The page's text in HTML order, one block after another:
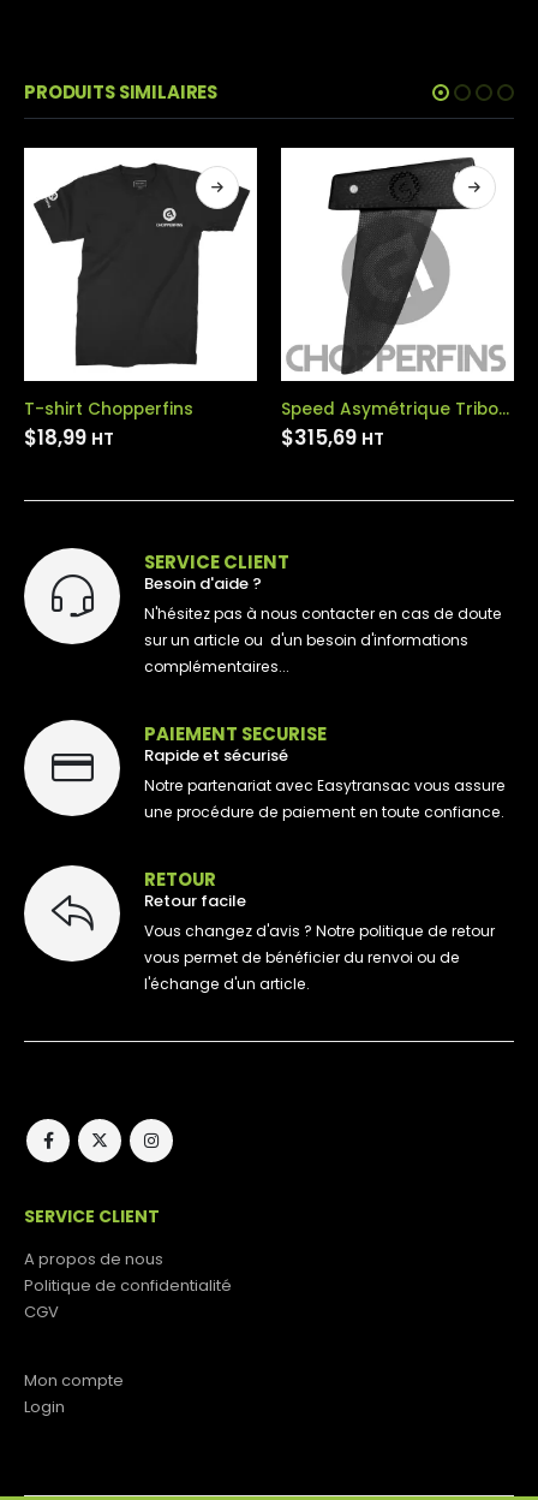
PRODUITS SIMILAIRES
$315,69 HT
Anti-algues Freerace Carbone
$384,52–
SERVICE CLIENT
Besoin d'aide ?
N'hésitez pas à nous contacter en cas de doute
sur un article ou d'un besoin d'informations
complémentaires...
PAIEMENT SECURISE
Rapide et sécurisé
Notre partenariat avec Easytransac vous assure
une procédure de paiement en toute confiance.
RETOUR
Retour facile
Vous changez d'avis ? Notre politique de retour
vous permet de bénéficier du renvoi ou de
l'échange d'un article.
SERVICE CLIENT
A propos de nous
Politique de confidentialité
CGV
Mon compte
Login